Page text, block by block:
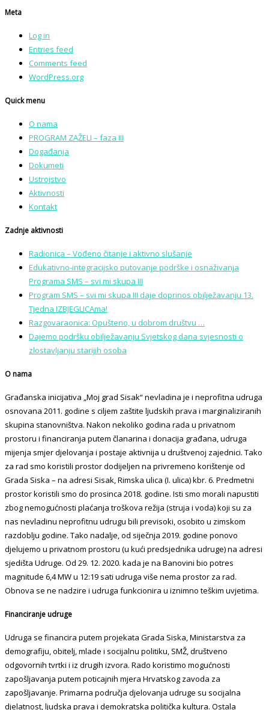
Meta
Log in
Entries feed
Comments feed
WordPress.org
Quick menu
O nama
PROGRAM ZAŽELI – faza III
Događanja
Dokumeti
Ustrojstvo
Aktivnosti
Kontakt
Zadnje aktivnosti
Radionica – Vođeno čitanje i aktivno slušanje
Edukativno-integracijsko putovanje podrške i osnaživanja
Programa SMS – svi mi skupa III
Program SMS – svi mi skupa III daje doprinos obilježavanju 13.
Tjedna IZBJEGLICAma!
Razgovaraonica: Opušteno, u dobrom društvu …
Dajemo podršku obilježavanju Svjetskog dana svjesnosti o
zlostavljanju starijih osoba
O nama
Građanska inicijativa „Moj grad Sisak“ nevladina je i neprofitna udruga
osnovana 2011. godine s ciljem zaštite ljudskih prava i marginaliziranih
skupina stanovništva. Nakon nekoliko godina rada u privatnom
prostoru i financiranja putem članarina i donacija građana, udruga
mijenja smjer djelovanja i postaje aktivnija u društvenoj zajednici. Tako
za rad smo koristili prostor dodijeljen na privremeno korištenje od
Grada Siska – na adresi Sisak, Rimska ulica (I. ulica) kbr. 6. Predmetni
prostor koristili smo do prosinca 2018. godine. Isti smo morali napustiti
zbog nemogućnosti plaćanja troškova režija (struja i voda) koji su za
nas nevladinu neprofitnu udrugu bili previsoki, osobito u zimskom
razdoblju godine. Tako nadalje, od siječnja 2019. godine ponovo
djelujemo u privatnom prostoru (u kući predsjednika udruge) na adresi
sjedišta Udruge. Od 29. 12. 2020. kada je na Banovini bio potres
magnitude 6,4 MW u 12:19 sati udruga više nema prostor za rad.
Obnova se ne nadzire i udruga funkcionira u iznimno teškim uvjetima.
Financiranje udruge
Udruga se financira putem projekata Grada Siska, Ministarstva za
demografiju, obitelj, mlade i socijalnu politiku, SMŽ, društveno
odgovornih tvrtki i iz drugih izvora. Rado koristimo mogućnosti
zapošljavanja putem poticajnih mjera Hrvatskog zavoda za
zapošljavanje. Primarna područja djelovanja udruge su socijalna
djelatnost, ljudska prava i demokratska politička kultura. Ostala